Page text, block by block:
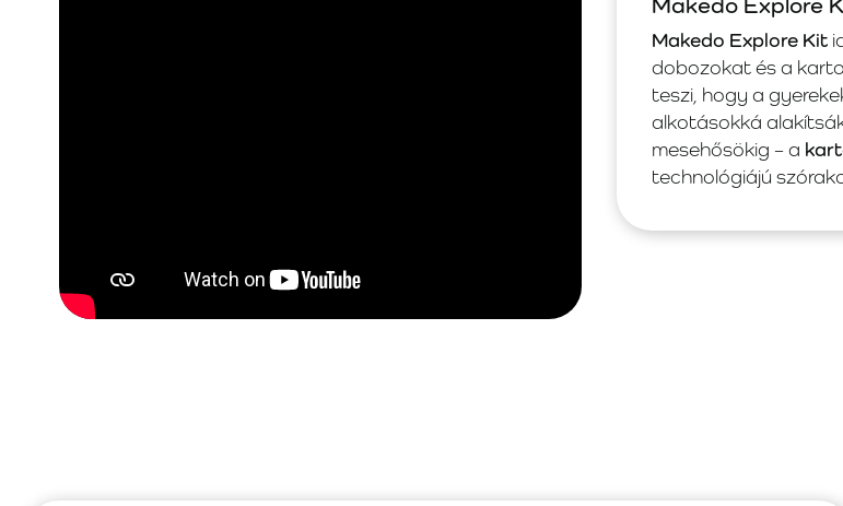
Makedo Explore Kit
dobozokat és a
teszi, hogy a
alkotásokká
mesehősökig – a
technológiájú